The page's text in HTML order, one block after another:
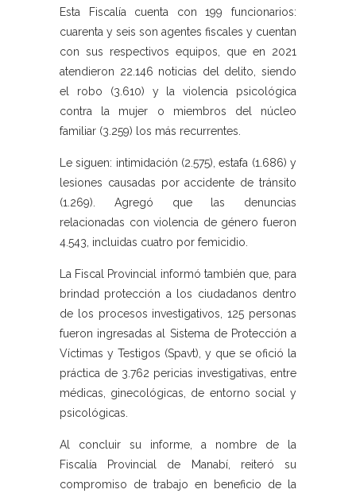
Esta Fiscalía cuenta con 199 funcionarios:
cuarenta y seis son agentes fiscales y cuentan
con sus respectivos equipos, que en 2021
atendieron 22.146 noticias del delito, siendo
el robo (3.610) y la violencia psicológica
contra la mujer o miembros del núcleo
familiar (3.259) los más recurrentes.
Le siguen: intimidación (2.575), estafa (1.686) y
lesiones causadas por accidente de tránsito
(1.269). Agregó que las denuncias
relacionadas con violencia de género fueron
4.543, incluidas cuatro por femicidio.
La Fiscal Provincial informó también que, para
brindad protección a los ciudadanos dentro
de los procesos investigativos, 125 personas
fueron ingresadas al Sistema de Protección a
Víctimas y Testigos (Spavt), y que se ofició la
práctica de 3.762 pericias investigativas, entre
médicas, ginecológicas, de entorno social y
psicológicas.
Al concluir su informe, a nombre de la
Fiscalía Provincial de Manabí, reiteró su
compromiso de trabajo en beneficio de la